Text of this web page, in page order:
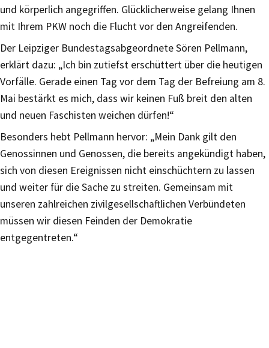
und körperlich angegriffen. Glücklicherweise gelang Ihnen
mit Ihrem PKW noch die Flucht vor den Angreifenden.
Der Leipziger Bundestagsabgeordnete Sören Pellmann,
erklärt dazu: „Ich bin zutiefst erschüttert über die heutigen
Vorfälle. Gerade einen Tag vor dem Tag der Befreiung am 8.
Mai bestärkt es mich, dass wir keinen Fuß breit den alten
und neuen Faschisten weichen dürfen!“
Besonders hebt Pellmann hervor: „Mein Dank gilt den
Genossinnen und Genossen, die bereits angekündigt haben,
sich von diesen Ereignissen nicht einschüchtern zu lassen
und weiter für die Sache zu streiten. Gemeinsam mit
unseren zahlreichen zivilgesellschaftlichen Verbündeten
müssen wir diesen Feinden der Demokratie
entgegentreten.“